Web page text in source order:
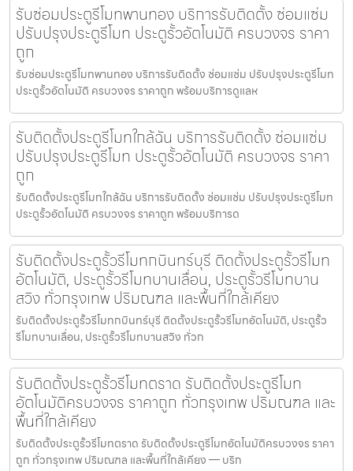
รับซ่อมประตูรีโมทพานทอง บริการรับติดตั้ง ซ่อมแซ่ม
ปรับปรุงประตูรีโมท ประตูรั้วอัตโนมัติ ครบวงจร ราคา
ถูก
รับซ่อมประตูรีโมทพานทอง บริการรับติดตั้ง ซ่อมแซ่ม ปรับปรุงประตูรีโมท
ประตูรั้วอัตโนมัติ ครบวงจร ราคาถูก พร้อมบริการดูแลห
รับติดตั้งประตูรีโมทใกล้ฉัน บริการรับติดตั้ง ซ่อมแซ่ม
ปรับปรุงประตูรีโมท ประตูรั้วอัตโนมัติ ครบวงจร ราคา
ถูก
รับติดตั้งประตูรีโมทใกล้ฉัน บริการรับติดตั้ง ซ่อมแซ่ม ปรับปรุงประตูรีโมท
ประตูรั้วอัตโนมัติ ครบวงจร ราคาถูก พร้อมบริการด
รับติดตั้งประตูรั้วรีโมทกบินทร์บุรี ติดตั้งประตูรั้วรีโมท
อัตโนมัติ, ประตูรั้วรีโมทบานเลื่อน, ประตูรั้วรีโมทบาน
สวิง ทั่วกรุงเทพ ปริมณฑล และพื้นที่ใกล้เคียง
รับติดตั้งประตูรั้วรีโมทกบินทร์บุรี ติดตั้งประตูรั้วรีโมทอัตโนมัติ, ประตูรั้ว
รีโมทบานเลื่อน, ประตูรั้วรีโมทบานสวิง ทั่วก
รับติดตั้งประตูรั้วรีโมทตราด รับติดตั้งประตูรีโมท
อัตโนมัติครบวงจร ราคาถูก ทั่วกรุงเทพ ปริมณฑล และ
พื้นที่ใกล้เคียง
รับติดตั้งประตูรั้วรีโมทตราด รับติดตั้งประตูรีโมทอัตโนมัติครบวงจร ราคา
ถูก ทั่วกรุงเทพ ปริมณฑล และพื้นที่ใกล้เคียง — บริก